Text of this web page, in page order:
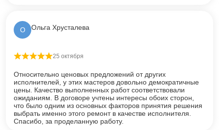
О Ольга Хрусталева
Оценка5из 5
25 октября
Относительно ценовых предложений от других
исполнителей, у этих мастеров довольно демократичные
цены. Качество выполненных работ соответствовали
ожиданиям. В договоре учтены интересы обоих сторон,
что было одним из основных факторов принятия решения
выбрать именно этого ремонт в качестве исполнителя.
Спасибо, за проделанную работу.